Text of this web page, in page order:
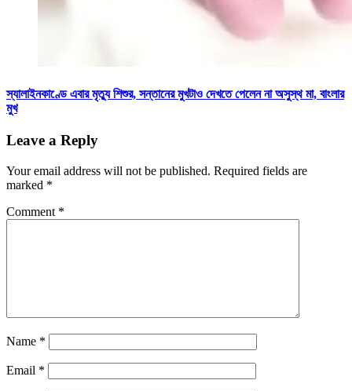
স্যালাইনকাণ্ডে এবার মৃত্যু শিশুর, সন্তানের মুখটাও দেখতে পেলেন না অসুস্থ মা, বাংলার
মুখ
Leave a Reply
Your email address will not be published. Required fields are
marked *
Comment *
Name *
Email *